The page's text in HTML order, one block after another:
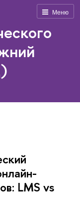
Меню
LMS vs